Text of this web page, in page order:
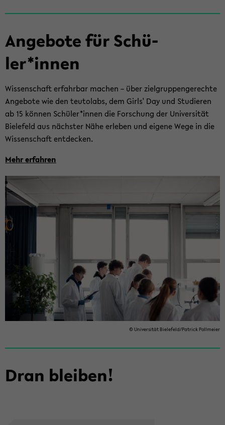
An­ge­bo­te für Schü­
ler*innen
Wis­sen­schaft er­fahr­bar ma­chen – über ziel­grup­pen­ge­rech­te
An­ge­bo­te wie den teu­tol­abs, dem Girls' Day und Stu­die­ren
ab 15 kön­nen Schü­ler*innen die For­schung der Uni­ver­si­tät
Bie­le­feld aus nächs­ter Nähe er­le­ben und ei­ge­ne Wege in die
Wis­sen­schaft ent­de­cken.
Mehr er­fah­ren
© Uni­ver­si­tät Bie­le­feld/Pa­trick Poll­mei­er
Dran blei­ben!